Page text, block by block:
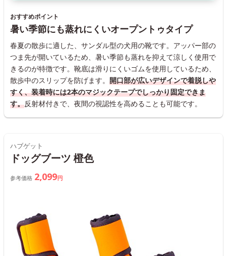
おすすめポイント
暑い季節にも蒸れにくいオープントゥタイプ
春夏の散歩に適した、サンダル型の犬用の靴です。アッパー部の
つま先が開いているため、暑い季節も蒸れを抑えて涼しく使用で
きるのが特徴です。靴底は滑りにくいゴムを使用しているため、
散歩中のスリップを防げます。 開口部が広いデザインで着脱しや
すく、装着時には2本のマジックテープでしっかり固定できま
す。反射材付きで、夜間の視認性を高めることも可能です。
ハブゲット
ドッグブーツ 橙色
参考価格 2,099円